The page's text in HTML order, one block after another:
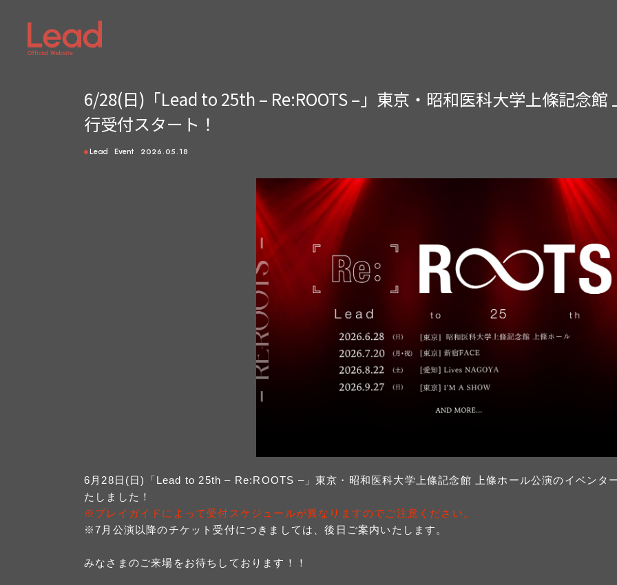
6/28(日)「Lead to 25th – Re:ROOTS –」東京・昭和医科大学上條記念
行受付スタート！
Lead Event 2026.05.18
6月28日(日)「Lead to 25th – Re:ROOTS –」東京・昭和医科大学上條記念館 上條ホール公演のイベンタ
たしました！
※プレイガイドによって受付スケジュールが異なりますのでご注意ください。
※7月公演以降のチケット受付につきましては、後日ご案内いたします。
みなさまのご来場をお待ちしております！！